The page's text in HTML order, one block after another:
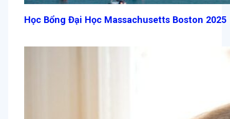
Học Bổng Đại Học Massachusetts Boston 2025